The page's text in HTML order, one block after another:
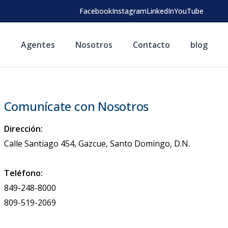
FacebookInstagramLinkedInYouTube
Agentes Nosotros Contacto blog
Comunícate con Nosotros
Dirección:
Calle Santiago 454, Gazcue, Santo Domingo, D.N.
Teléfono:
849-248-8000
809-519-2069